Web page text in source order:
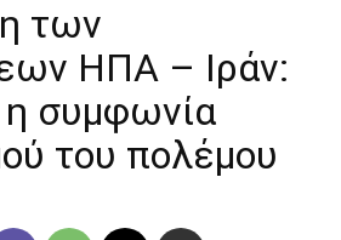
των
ΗΠΑ – Ιράν:
συμφωνία
του πολέμου